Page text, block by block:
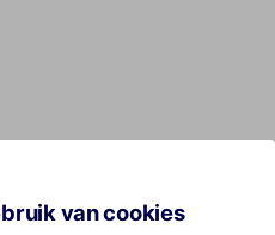
van cookies